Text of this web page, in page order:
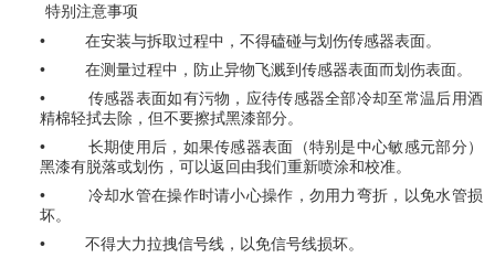
特别注意事项
• 在安装与拆取过程中，不得磕碰与划伤传感器表面。
• 在测量过程中，防止异物飞溅到传感器表面而划伤表面。
• 传感器表面如有污物，应待传感器全部冷却至常温后用酒
精棉轻拭去除，但不要擦拭黑漆部分。
• 长期使用后，如果传感器表面（特别是中心敏感元部分）
黑漆有脱落或划伤，可以返回由我们重新喷涂和校准。
• 冷却水管在操作时请小心操作，勿用力弯折，以免水管损
坏。
• 不得大力拉拽信号线，以免信号线损坏。